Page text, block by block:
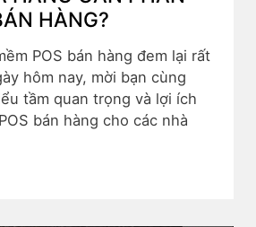
HÀNG?
POS bán hàng đem lại rất
hôm nay, mời bạn cùng
tầm quan trọng và lợi ích
bán hàng cho các nhà